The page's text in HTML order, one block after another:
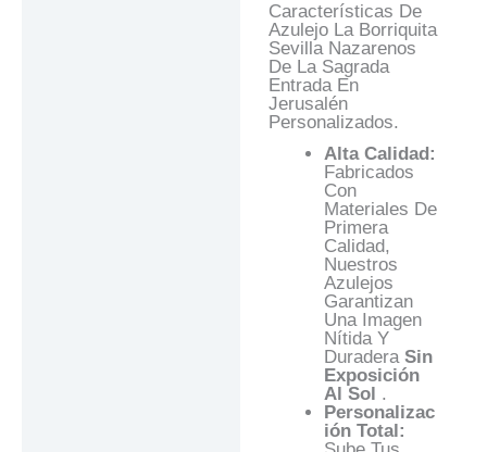
Características De
Azulejo La Borriquita
Sevilla Nazarenos
De La Sagrada
Entrada En
Jerusalén
Personalizados.
Alta Calidad:
Fabricados
Con
Materiales De
Primera
Calidad,
Nuestros
Azulejos
Garantizan
Una Imagen
Nítida Y
Duradera Sin
Exposición
Al Sol .
Personalizac
Ión Total: